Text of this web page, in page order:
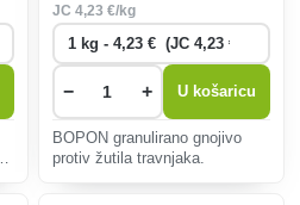
JC 4,23 €/kg
− + U košaricu
BOPON granulirano gnojivo
protiv žutila travnjaka.